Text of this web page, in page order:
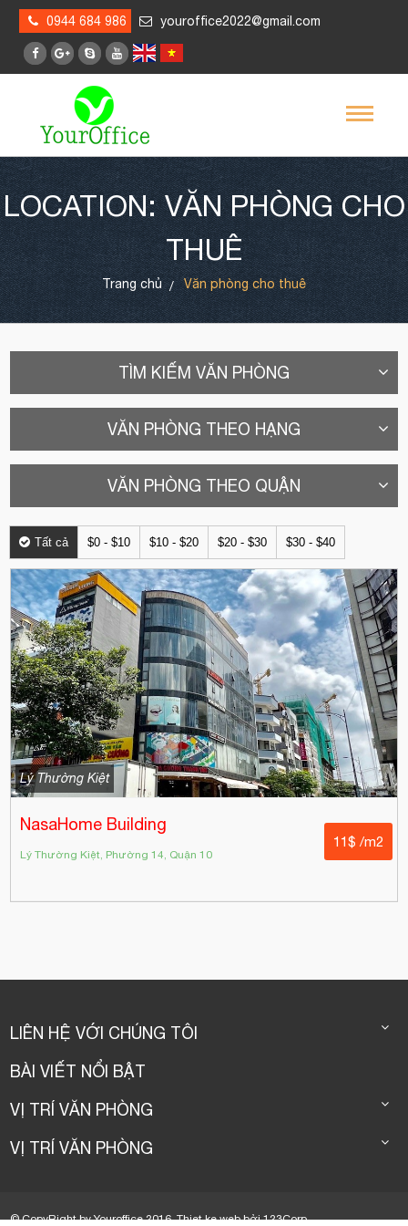
0944 684 986 youroffice2022@gmail.com
LOCATION: VĂN PHÒNG CHO
THUÊ
Trang chủ Văn phòng cho thuê
TÌM KIẾM VĂN PHÒNG
VĂN PHÒNG THEO HẠNG
VĂN PHÒNG THEO QUẬN
Tất cả $0 - $10 $10 - $20 $20 - $30 $30 - $40
Lý Thường Kiệt
NasaHome Building
Lý Thường Kiệt, Phường 14, Quận 10
11$ /m2
LIÊN HỆ VỚI CHÚNG TÔI
BÀI VIẾT NỔI BẬT
VỊ TRÍ VĂN PHÒNG
VỊ TRÍ VĂN PHÒNG
© CopyRight by Youroffice 2016.Thiet ke webbởi123Corp